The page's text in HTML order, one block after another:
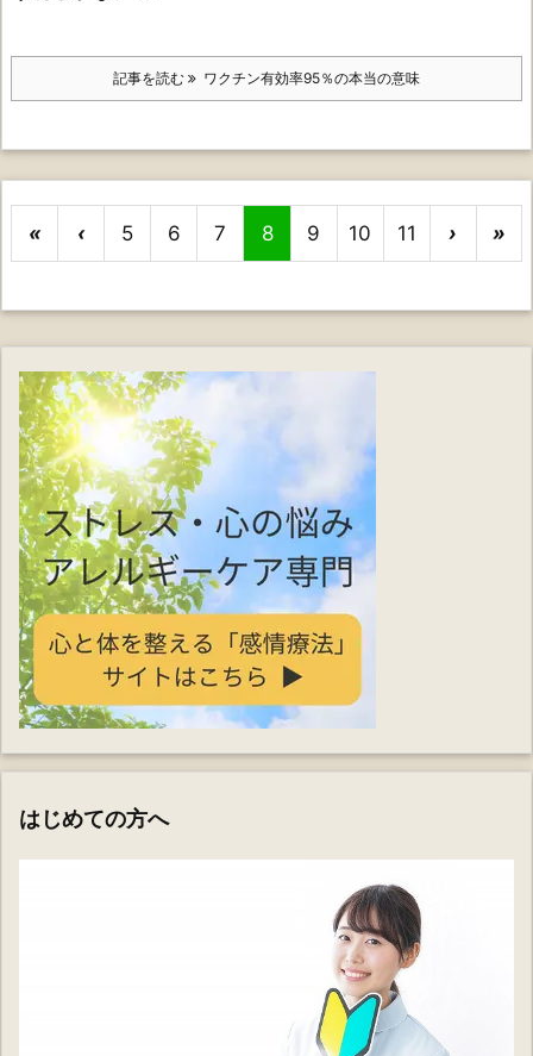
記事を読む ワクチン有効率95％の本当の意味
« ‹ 5 6 7 8 9 10 11 › »
はじめての方へ